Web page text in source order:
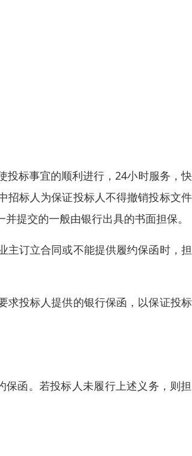
投标事宜的顺利进行，24小时服务，
招标人为保证投标人不得撤销投标文
提交的一般由银行出具的书面担保。
主订立合同或不能提供履约保函时，
求投标人提供的银行保函，以保证投
函。若投标人未履行上述义务，则